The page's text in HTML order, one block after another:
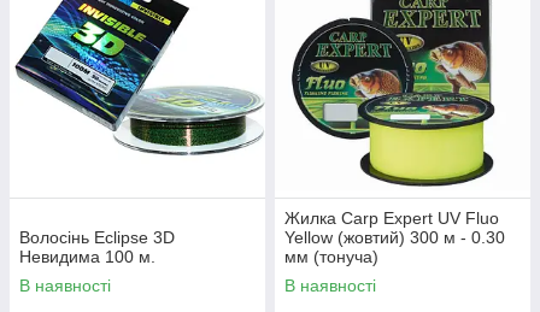
Волосінь Eclipse 3D
Невидима 100 м.
В наявності
Жилка Carp Expert UV Fluo
Yellow (жовтий) 300 м - 0.30
мм (тонуча)
В наявності